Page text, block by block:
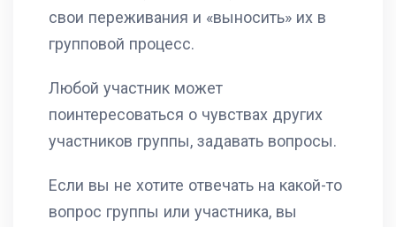
свои переживания и «выносить» их в
групповой процесс.
Любой участник может
поинтересоваться о чувствах других
участников группы, задавать вопросы.
Если вы не хотите отвечать на какой-то
вопрос группы или участника, вы